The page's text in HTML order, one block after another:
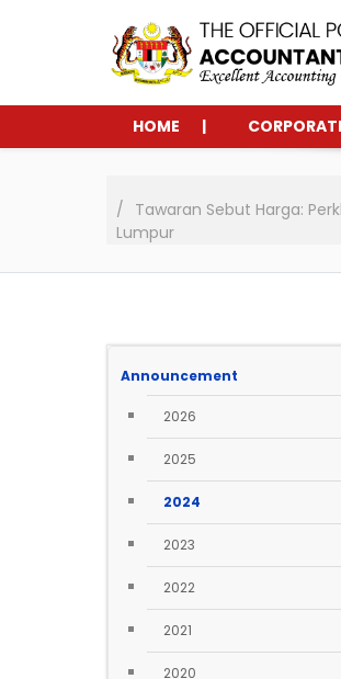
HOME
Tawaran Sebut Harga:
Lumpur
Announcement
2026
2025
2024
2023
2022
2021
2020